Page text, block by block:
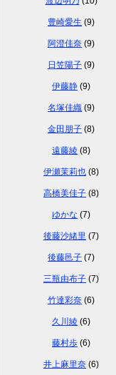
豊崎愛生 (9)
阿澄佳奈 (9)
日笠陽子 (9)
伊藤静 (9)
名塚佳織 (9)
金田朋子 (8)
遠藤綾 (8)
伊瀬茉莉也 (8)
高橋美佳子 (8)
ゆかな (7)
後藤沙緒里 (7)
後藤邑子 (7)
三瓶由布子 (7)
竹達彩奈 (6)
久川綾 (6)
藤村歩 (6)
井上麻里奈 (6)